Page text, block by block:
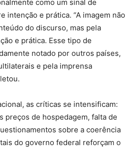
como um sinal de
intenção e prática. “A imagem não
do discurso, mas pela
e prática. Esse tipo de
notado por outros países,
e pela imprensa
as críticas se intensificam:
preços de hospedagem, falta de
sobre a coerência
do governo federal reforçam o